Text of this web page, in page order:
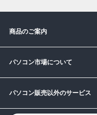
商品のご案内
パソコン市場について
パソコン販売以外のサービス